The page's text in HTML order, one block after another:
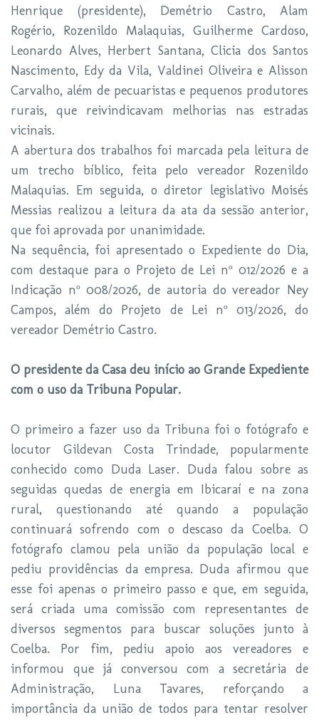
Henrique (presidente), Demétrio Castro, Alam
Rogério, Rozenildo Malaquias, Guilherme Cardoso,
Leonardo Alves, Herbert Santana, Clicia dos Santos
Nascimento, Edy da Vila, Valdinei Oliveira e Alisson
Carvalho, além de pecuaristas e pequenos produtores
rurais, que reivindicavam melhorias nas estradas
vicinais.
A abertura dos trabalhos foi marcada pela leitura de
um trecho bíblico, feita pelo vereador Rozenildo
Malaquias. Em seguida, o diretor legislativo Moisés
Messias realizou a leitura da ata da sessão anterior,
que foi aprovada por unanimidade.
Na sequência, foi apresentado o Expediente do Dia,
com destaque para o Projeto de Lei nº 012/2026 e a
Indicação nº 008/2026, de autoria do vereador Ney
Campos, além do Projeto de Lei nº 013/2026, do
vereador Demétrio Castro.
O presidente da Casa deu início ao Grande Expediente
com o uso da Tribuna Popular.
O primeiro a fazer uso da Tribuna foi o fotógrafo e
locutor Gildevan Costa Trindade, popularmente
conhecido como Duda Laser. Duda falou sobre as
seguidas quedas de energia em Ibicaraí e na zona
rural, questionando até quando a população
continuará sofrendo com o descaso da Coelba. O
fotógrafo clamou pela união da população local e
pediu providências da empresa. Duda afirmou que
esse foi apenas o primeiro passo e que, em seguida,
será criada uma comissão com representantes de
diversos segmentos para buscar soluções junto à
Coelba. Por fim, pediu apoio aos vereadores e
informou que já conversou com a secretária de
Administração, Luna Tavares, reforçando a
importância da união de todos para tentar resolver